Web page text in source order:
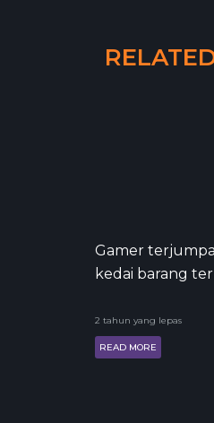
Gamer
kedai barang
2 tahun yang lepas
READ MORE